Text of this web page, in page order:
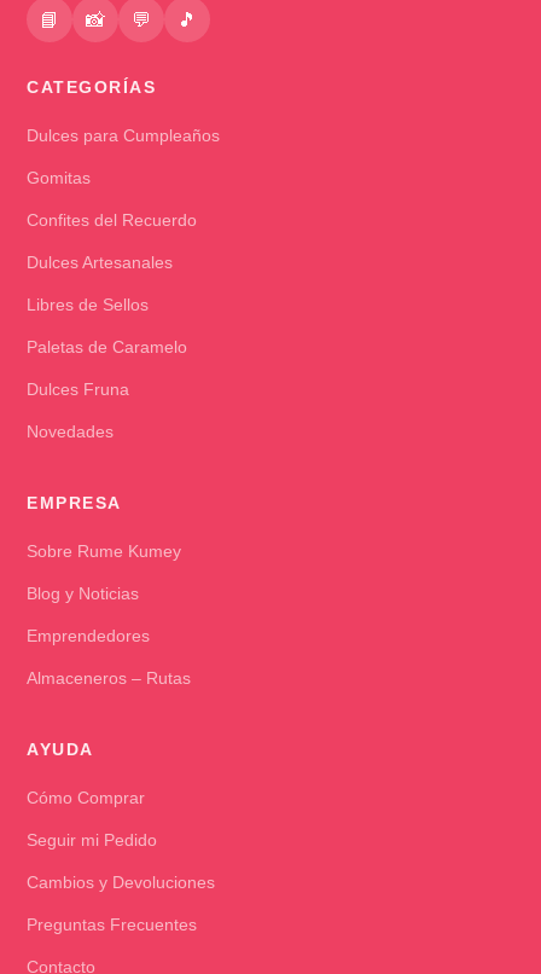
📘 📸 💬 🎵
CATEGORÍAS
Dulces para Cumpleaños
Gomitas
Confites del Recuerdo
Dulces Artesanales
Libres de Sellos
Paletas de Caramelo
Dulces Fruna
Novedades
EMPRESA
Sobre Rume Kumey
Blog y Noticias
Emprendedores
Almaceneros – Rutas
AYUDA
Cómo Comprar
Seguir mi Pedido
Cambios y Devoluciones
Preguntas Frecuentes
Contacto